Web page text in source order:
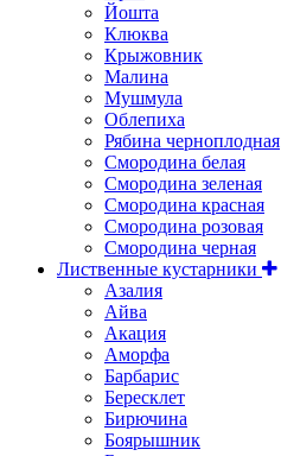
Йошта
Клюква
Крыжовник
Малина
Мушмула
Облепиха
Рябина черноплодная
Смородина белая
Смородина зеленая
Смородина красная
Смородина розовая
Смородина черная
Лиственные кустарники
Азалия
Айва
Акация
Аморфа
Барбарис
Бересклет
Бирючина
Боярышник